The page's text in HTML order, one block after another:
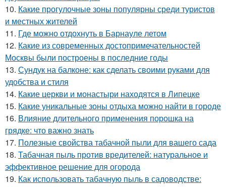
10. Какие прогулочные зоны популярны среди туристов
и местных жителей
11. Где можно отдохнуть в Барнауле летом
12. Какие из современных достопримечательностей
Москвы были построены в последние годы
13. Сундук на балконе: как сделать своими руками для
удобства и стиля
14. Какие церкви и монастыри находятся в Липецке
15. Какие уникальные зоны отдыха можно найти в городе
16. Влияние длительного применения порошка на
грядке: что важно знать
17. Полезные свойства табачной пыли для вашего сада
18. Табачная пыль против вредителей: натуральное и
эффективное решение для огорода
19. Как использовать табачную пыль в садоводстве: